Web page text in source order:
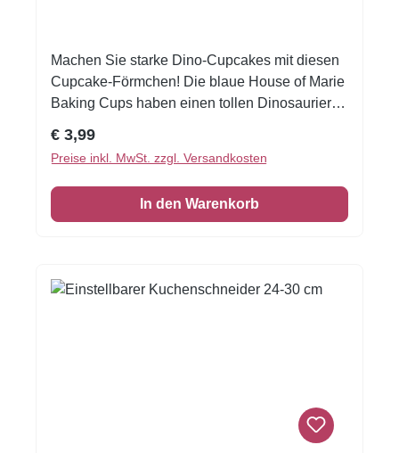
Machen Sie starke Dino-Cupcakes mit diesen
Cupcake-Förmchen! Die blaue House of Marie
Baking Cups haben einen tollen Dinosaurier-
Cupcake-Förmchen.Größe Cupcake-
Förmchen: circa 5 cm im
Durchmesser.Verwenden Sie die Cupcake-
Förmchen für ein optimales Ergebnis mit einer
Regulärer Preis:
€ 3,99
Preise inkl. MwSt. zzgl. Versandkosten
In den Warenkorb